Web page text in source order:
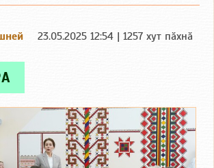
23.05.2025 12:54 | 1257 хут пӑхнӑ